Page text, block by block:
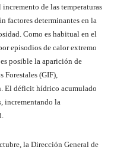
de las temperaturas
factores determinantes en la
Como es habitual en el
episodios de calor extremo
posible la aparición de
Forestales (GIF),
El déficit hídrico acumulado
incrementando la
la Dirección General de